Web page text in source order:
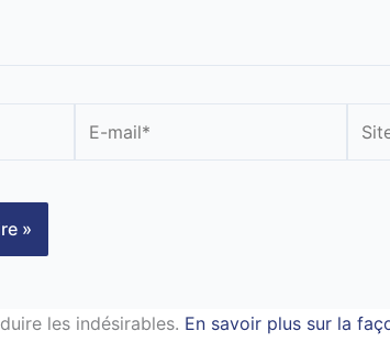
mail*
les indésirables. En savoir plus sur la